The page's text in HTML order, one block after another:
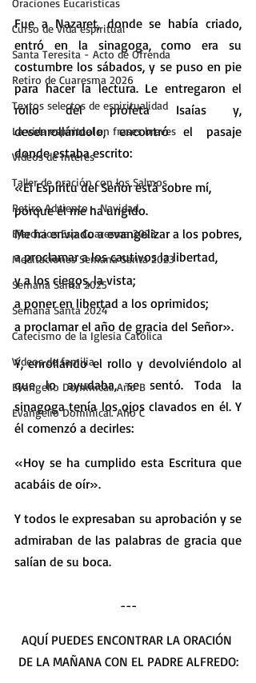
Oraciones Eucarísticas
Curso de vida espiritual
Santa Teresita - Acto de Ofrenda
Retiro de Cuaresma 2026
Textos selectos de espiritualidad
La vida espiritual en frases breves
Vídeos de interés
Taller de oración con los Salmos
Retiro Adviento - Navidad
Ejercicios Esp. Cuaresma 2023
Meditaciones Semana Santa 2023
Semana Santa 2025
Semana Santa 2024
Catecismo de la Iglesia Católica
Vídeos de familia
Evangelio Dominical. Año B
Evangelio Dominical. Año C
Fue a Nazaret, donde se había criado,
entró en la sinagoga, como era su
costumbre los sábados, y se puso en pie
para hacer la lectura. Le entregaron el
rollo del profeta Isaías y,
desenrollándolo, encontró el pasaje
donde estaba escrito:
«El Espíritu del Señor está sobre mí,
porque él me ha ungido.
Me ha enviado a evangelizar a los pobres,
a proclamar a los cautivos la libertad,
y a los ciegos, la vista;
a poner en libertad a los oprimidos;
a proclamar el año de gracia del Señor».
Y, enrollando el rollo y devolviéndolo al
que lo ayudaba, se sentó. Toda la
sinagoga tenía los ojos clavados en él. Y
él comenzó a decirles:
«Hoy se ha cumplido esta Escritura que
acabáis de oír».
Y todos le expresaban su aprobación y se
admiraban de las palabras de gracia que
salían de su boca.
---
AQUÍ PUEDES ENCONTRAR LA ORACIÓN
DE LA MAÑANA CON EL PADRE ALFREDO: